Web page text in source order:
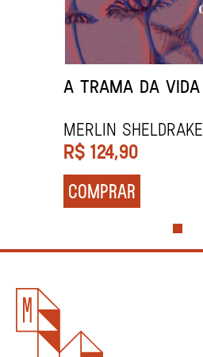
A TRAMA DA VIDA
Merlin Sheldrake
R$ 124,90
COMPRAR